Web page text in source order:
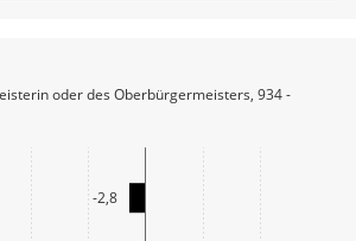
-2,8
oder des Oberbürgermeisters, 934 -